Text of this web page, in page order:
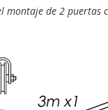
montaje de 2 puertas